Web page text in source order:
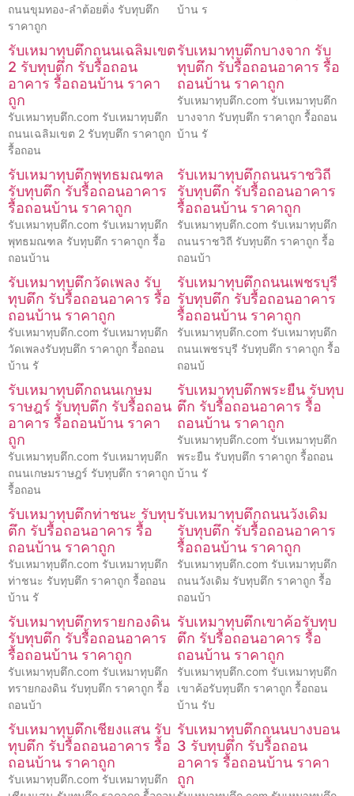
ถนนขุมทอง-ลำต้อยติ่ง รับทุบตึก
ราคาถูก
บ้าน ร
รับเหมาทุบตึกถนนเฉลิมเขต
2 รับทุบตึก รับรื้อถอน
อาคาร รื้อถอนบ้าน ราคา
ถูก
รับเหมาทุบตึก.com รับเหมาทุบตึก
ถนนเฉลิมเขต 2 รับทุบตึก ราคาถูก
รื้อถอน
รับเหมาทุบตึกบางจาก รับ
ทุบตึก รับรื้อถอนอาคาร รื้อ
ถอนบ้าน ราคาถูก
รับเหมาทุบตึก.com รับเหมาทุบตึก
บางจาก รับทุบตึก ราคาถูก รื้อถอน
บ้าน รั
รับเหมาทุบตึกพุทธมณฑล
รับทุบตึก รับรื้อถอนอาคาร
รื้อถอนบ้าน ราคาถูก
รับเหมาทุบตึก.com รับเหมาทุบตึก
พุทธมณฑล รับทุบตึก ราคาถูก รื้อ
ถอนบ้าน
รับเหมาทุบตึกถนนราชวิถี
รับทุบตึก รับรื้อถอนอาคาร
รื้อถอนบ้าน ราคาถูก
รับเหมาทุบตึก.com รับเหมาทุบตึก
ถนนราชวิถี รับทุบตึก ราคาถูก รื้อ
ถอนบ้า
รับเหมาทุบตึกวัดเพลง รับ
ทุบตึก รับรื้อถอนอาคาร รื้อ
ถอนบ้าน ราคาถูก
รับเหมาทุบตึก.com รับเหมาทุบตึก
วัดเพลงรับทุบตึก ราคาถูก รื้อถอน
บ้าน รั
รับเหมาทุบตึกถนนเพชรบุรี
รับทุบตึก รับรื้อถอนอาคาร
รื้อถอนบ้าน ราคาถูก
รับเหมาทุบตึก.com รับเหมาทุบตึก
ถนนเพชรบุรี รับทุบตึก ราคาถูก รื้อ
ถอนบ้
รับเหมาทุบตึกถนนเกษม
ราษฎร์ รับทุบตึก รับรื้อถอน
อาคาร รื้อถอนบ้าน ราคา
ถูก
รับเหมาทุบตึก.com รับเหมาทุบตึก
ถนนเกษมราษฎร์ รับทุบตึก ราคาถูก
รื้อถอน
รับเหมาทุบตึกพระยืน รับทุบ
ตึก รับรื้อถอนอาคาร รื้อ
ถอนบ้าน ราคาถูก
รับเหมาทุบตึก.com รับเหมาทุบตึก
พระยืน รับทุบตึก ราคาถูก รื้อถอน
บ้าน รั
รับเหมาทุบตึกท่าชนะ รับทุบ
ตึก รับรื้อถอนอาคาร รื้อ
ถอนบ้าน ราคาถูก
รับเหมาทุบตึก.com รับเหมาทุบตึก
ท่าชนะ รับทุบตึก ราคาถูก รื้อถอน
บ้าน รั
รับเหมาทุบตึกถนนวังเดิม
รับทุบตึก รับรื้อถอนอาคาร
รื้อถอนบ้าน ราคาถูก
รับเหมาทุบตึก.com รับเหมาทุบตึก
ถนนวังเดิม รับทุบตึก ราคาถูก รื้อ
ถอนบ้า
รับเหมาทุบตึกทรายกองดิน
รับทุบตึก รับรื้อถอนอาคาร
รื้อถอนบ้าน ราคาถูก
รับเหมาทุบตึก.com รับเหมาทุบตึก
ทรายกองดิน รับทุบตึก ราคาถูก รื้อ
ถอนบ้า
รับเหมาทุบตึกเขาค้อรับทุบ
ตึก รับรื้อถอนอาคาร รื้อ
ถอนบ้าน ราคาถูก
รับเหมาทุบตึก.com รับเหมาทุบตึก
เขาค้อรับทุบตึก ราคาถูก รื้อถอน
บ้าน รับ
รับเหมาทุบตึกเชียงแสน รับ
ทุบตึก รับรื้อถอนอาคาร รื้อ
ถอนบ้าน ราคาถูก
รับเหมาทุบตึก.com รับเหมาทุบตึก
รับเหมาทุบตึกถนนบางบอน
3 รับทุบตึก รับรื้อถอน
อาคาร รื้อถอนบ้าน ราคา
ถูก